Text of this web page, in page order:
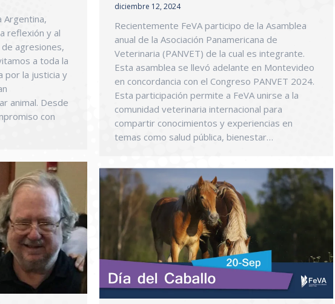
Argentina,
reflexión y al
agresiones,
a toda la
por la justicia y
animal. Desde
con
diciembre 12, 2024
Recientemente FeVA participo de la Asamblea
anual de la Asociación Panamericana de
Veterinaria (PANVET) de la cual es integrante.
Esta asamblea se llevó adelante en Montevideo
en concordancia con el Congreso PANVET 2024.
Esta participación permite a FeVA unirse a la
comunidad veterinaria internacional para
compartir conocimientos y experiencias en
temas como salud pública, bienestar…